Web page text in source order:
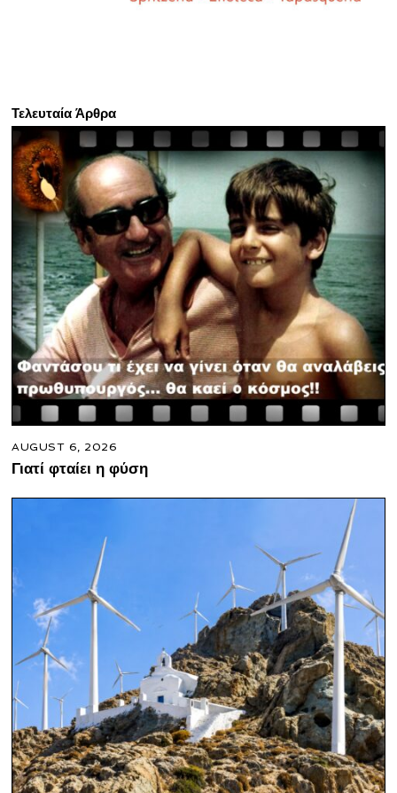
Τελευταία Άρθρα
AUGUST 6, 2026
Γιατί φταίει η φύση